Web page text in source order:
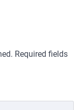
Required fields